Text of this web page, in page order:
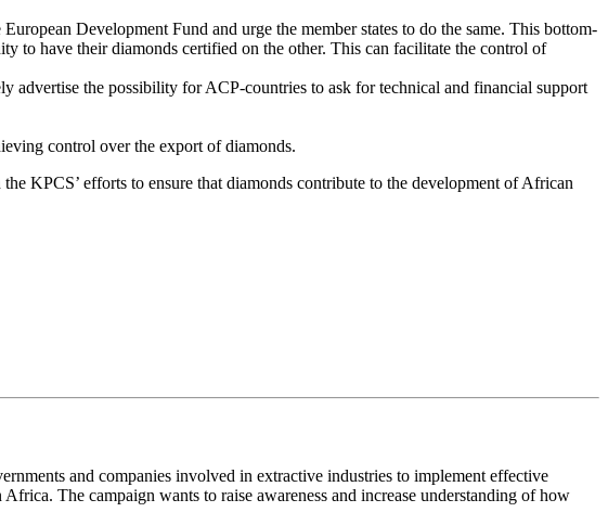
Development Fund and urge the member states to do the same. This bottom-
to have their diamonds certified on the other. This can facilitate the control of
advertise the possibility for ACP-countries to ask for technical and financial support
control over the export of diamonds.
KPCS’ efforts to ensure that diamonds contribute to the development of African
and companies involved in extractive industries to implement effective
The campaign wants to raise awareness and increase understanding of how